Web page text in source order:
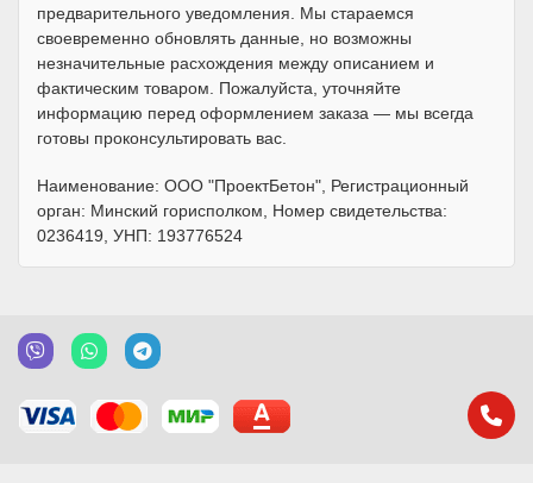
предварительного уведомления. Мы стараемся
своевременно обновлять данные, но возможны
незначительные расхождения между описанием и
фактическим товаром. Пожалуйста, уточняйте
информацию перед оформлением заказа — мы всегда
готовы проконсультировать вас.
Наименование: ООО "ПроектБетон", Регистрационный
орган: Минский горисполком, Номер свидетельства:
0236419, УНП: 193776524